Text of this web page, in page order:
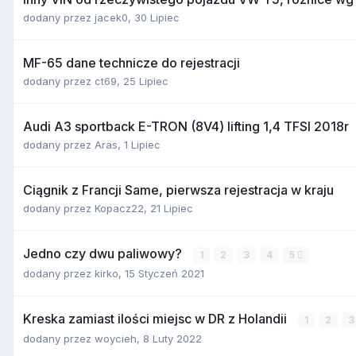
dodany przez jacek0, 30 Lipiec
MF-65 dane technicze do rejestracji
dodany przez ct69, 25 Lipiec
Audi A3 sportback E-TRON (8V4) lifting 1,4 TFSI 2018r
dodany przez Aras, 1 Lipiec
Ciągnik z Francji Same, pierwsza rejestracja w kraju
dodany przez Kopacz22, 21 Lipiec
Jedno czy dwu paliwowy? 1 2 3 4 5
dodany przez kirko, 15 Styczeń 2021
Kreska zamiast ilości miejsc w DR z Holandii 1 2 3
dodany przez woycieh, 8 Luty 2022